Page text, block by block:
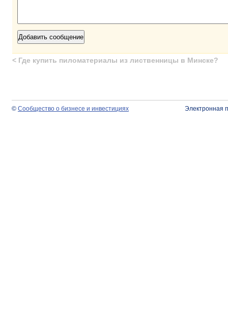
< Где купить пиломатериалы из лиственницы в Минске?
© Сообщество о бизнесе и инвестициях Электронная